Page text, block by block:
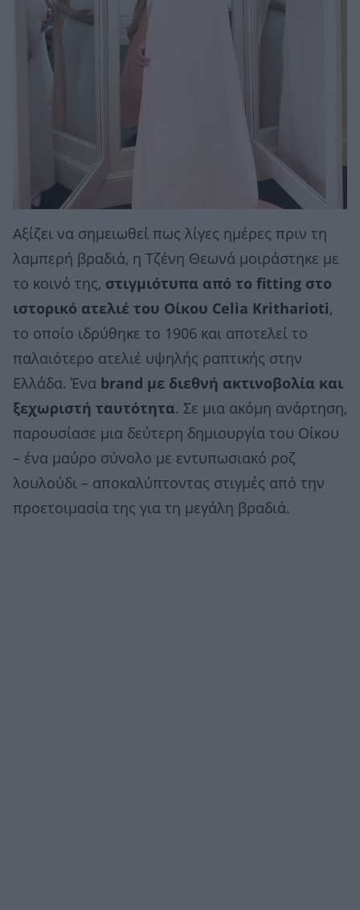
Αξίζει να σημειωθεί πως λίγες ημέρες πριν τη
λαμπερή βραδιά, η Τζένη Θεωνά μοιράστηκε με
το κοινό της, στιγμιότυπα από το fitting στο
ιστορικό ατελιέ του Οίκου Celia Kritharioti,
το οποίο ιδρύθηκε το 1906 και αποτελεί το
παλαιότερο ατελιέ υψηλής ραπτικής στην
Ελλάδα. Ένα brand με διεθνή ακτινοβολία και
ξεχωριστή ταυτότητα. Σε μια ακόμη ανάρτηση,
παρουσίασε μια δεύτερη δημιουργία του Οίκου
– ένα μαύρο σύνολο με εντυπωσιακό ροζ
λουλούδι – αποκαλύπτοντας στιγμές από την
προετοιμασία της για τη μεγάλη βραδιά.